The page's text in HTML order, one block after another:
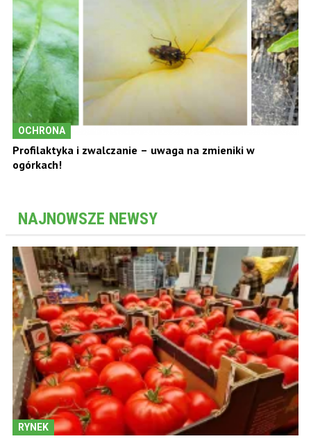
OCHRONA
Profilaktyka i zwalczanie – uwaga na zmieniki w
ogórkach!
NAJNOWSZE NEWSY
RYNEK